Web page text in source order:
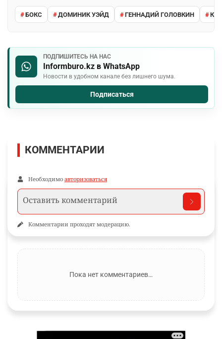
БОКС ДОМИНИК УЭЙД ГЕННАДИЙ ГОЛОВКИН
ПОДПИШИТЕСЬ НА НАС
Informburo.kz в WhatsApp
Новости в удобном канале без лишнего шума.
Подписаться
КОММЕНТАРИИ
Необходимо авторизоваться
Комментарии проходят модерацию.
Пока нет комментариев…